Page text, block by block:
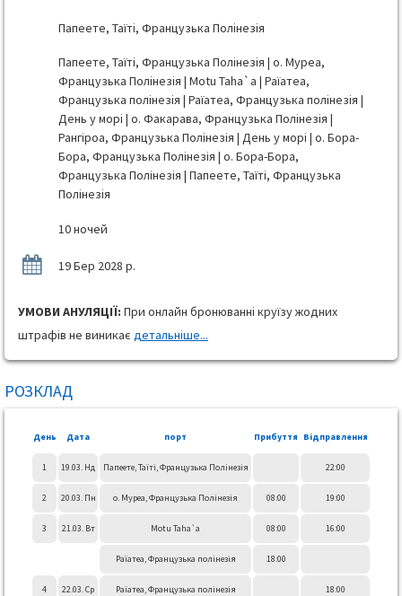
Папеете, Таїті, Французька Полінезія
Папеете, Таїті, Французька Полінезія | о. Муреа,
Французька Полінезія | Motu Taha`a | Раїатеа,
Французька полінезія | Раїатеа, Французька полінезія |
День у морі | о. Факарава, Французька Полінезія |
Рангіроа, Французька Полінезія | День у морі | о. Бора-
Бора, Французька Полінезія | о. Бора-Бора,
Французька Полінезія | Папеете, Таїті, Французька
Полінезія
10 ночей
19 Бер 2028 р.
УМОВИ АНУЛЯЦІЇ: При онлайн бронюванні круїзу жодних
штрафів не виникає детальніше...
РОЗКЛАД
День Дата порт Прибуття Відправлення
1 19.03. Нд Папеете, Таїті, Французька Полінезія 22:00
2 20.03. Пн о. Муреа, Французька Полінезія 08:00 19:00
3 21.03. Вт Motu Taha`a 08:00 16:00
Раїатеа, Французька полінезія 18:00
4 22.03. Ср Раїатеа, Французька полінезія 18:00